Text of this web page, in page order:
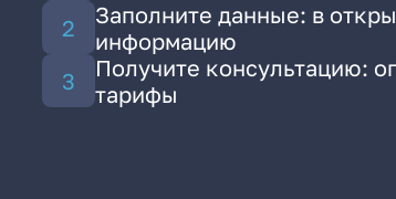
Заполните данные: в
информацию
Получите консультацию:
тарифы